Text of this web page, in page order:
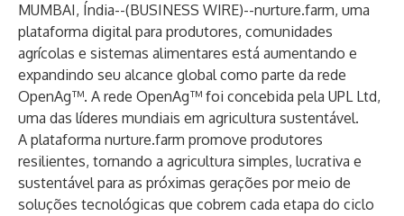
MUMBAI, Índia--(BUSINESS WIRE)--nurture.farm, uma
plataforma digital para produtores, comunidades
agrícolas e sistemas alimentares está aumentando e
expandindo seu alcance global como parte da rede
OpenAg™. A rede OpenAg™ foi concebida pela UPL Ltd,
uma das líderes mundiais em agricultura sustentável.
A plataforma nurture.farm promove produtores
resilientes, tornando a agricultura simples, lucrativa e
sustentável para as próximas gerações por meio de
soluções tecnológicas que cobrem cada etapa do ciclo